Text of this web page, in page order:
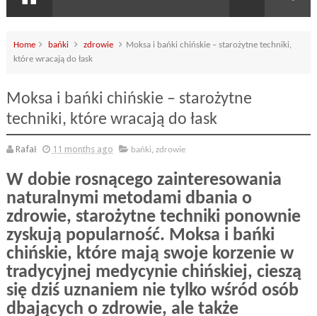
Home bańki zdrowie
Moksa i bańki chińskie – starożytne techniki,
które wracają do łask
Moksa i bańki chińskie – starożytne
techniki, które wracają do łask
Rafał 11 months ago bańki, zdrowie
W dobie rosnącego zainteresowania
naturalnymi metodami dbania o
zdrowie, starożytne techniki ponownie
zyskują popularność. Moksa i bańki
chińskie, które mają swoje korzenie w
tradycyjnej medycynie chińskiej, cieszą
się dziś uznaniem nie tylko wśród osób
dbających o zdrowie, ale także